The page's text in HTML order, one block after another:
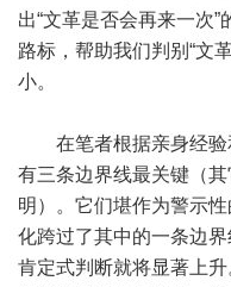
出“文革是否会再来一次
路标，帮助我们判别“文
小。
在笔者根据亲身经验
有三条边界线最关键（
明）。它们堪作为警示
化跨过了其中的一条边
肯定式判断就将显著上